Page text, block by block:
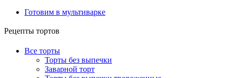
Готовим в мультиварке
Рецепты тортов
Все торты
Торты без выпечки
Заварной торт